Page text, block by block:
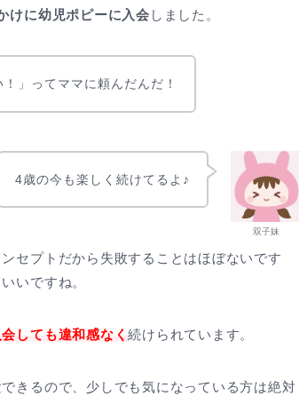
けに幼児ポピーに入会 しました。
」ってママに頼んだんだ！
双子妹
4歳の今も楽しく続けてるよ♪
セプトだから失敗することはほぼないです
いですね。
しても違和感なく続けられています。
きるので、少しでも気になっている方は絶対